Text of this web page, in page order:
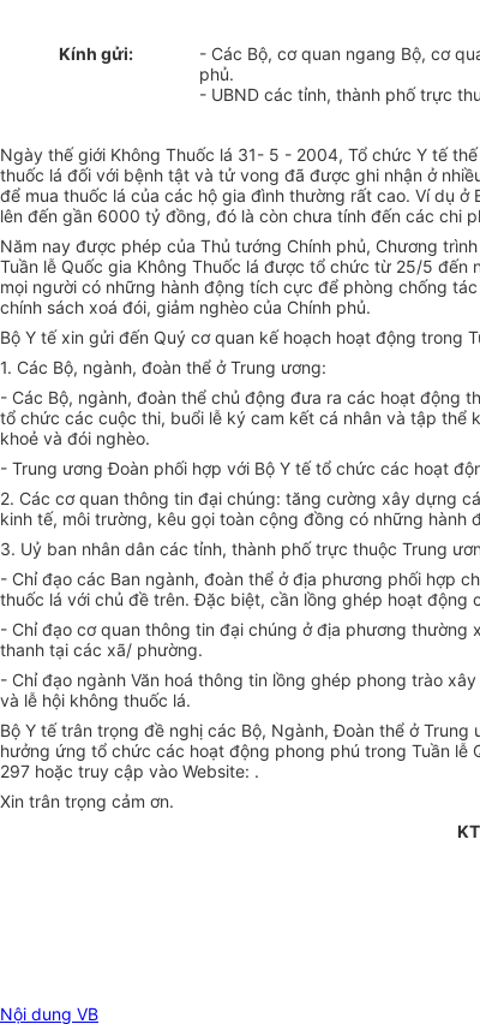
Kính gửi:
- Các Bộ, cơ quan ngang Bộ, cơ
phủ.
- UBND các tỉnh, thành phố trực
Ngày thế giới Không Thuốc lá 31- 5 - 2004, Tổ chức Y tế
thuốc lá đối với bệnh tật và tử vong đã được ghi nhận ở
để mua thuốc lá của các hộ gia đình thường rất cao. Ví dụ
lên đến gần 6000 tỷ đồng, đó là còn chưa tính đến các chi
Năm nay được phép của Thủ tướng Chính phủ, Chương
Tuần lễ Quốc gia Không Thuốc lá được tổ chức từ 25/5
mọi người có những hành động tích cực để phòng chống
chính sách xoá đói, giảm nghèo của Chính phủ.
Bộ Y tế xin gửi đến Quý cơ quan kế hoạch hoạt động trong
1. Các Bộ, ngành, đoàn thể ở Trung ương:
- Các Bộ, ngành, đoàn thể chủ động đưa ra các hoạt động
tổ chức các cuộc thi, buổi lễ ký cam kết cá nhân và tập thể
khoẻ và đói nghèo.
- Trung ương Đoàn phối hợp với Bộ Y tế tổ chức các hoạt
2. Các cơ quan thông tin đại chúng: tăng cường xây dựng
kinh tế, môi trường, kêu gọi toàn cộng đồng có những
3. Uỷ ban nhân dân các tỉnh, thành phố trực thuộc Trung
- Chỉ đạo các Ban ngành, đoàn thể ở địa phương phối hợp
thuốc lá với chủ đề trên. Đặc biệt, cần lồng ghép hoạt
- Chỉ đạo cơ quan thông tin đại chúng ở địa phương
thanh tại các xã/ phường.
- Chỉ đạo ngành Văn hoá thông tin lồng ghép phong trào
và lễ hội không thuốc lá.
Bộ Y tế trân trọng đề nghị các Bộ, Ngành, Đoàn thể ở
hưởng ứng tổ chức các hoạt động phong phú trong Tuần lễ
297 hoặc truy cập vào Website: .
Xin trân trọng cảm ơn.
Nội dung VB